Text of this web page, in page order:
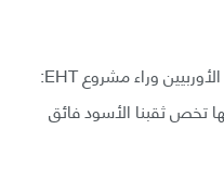
قال البروفيسور هينو فالك، أحد الرواد الأوربيين وراء مشروع EHT:
تخص ثقبنا الأسود فائق